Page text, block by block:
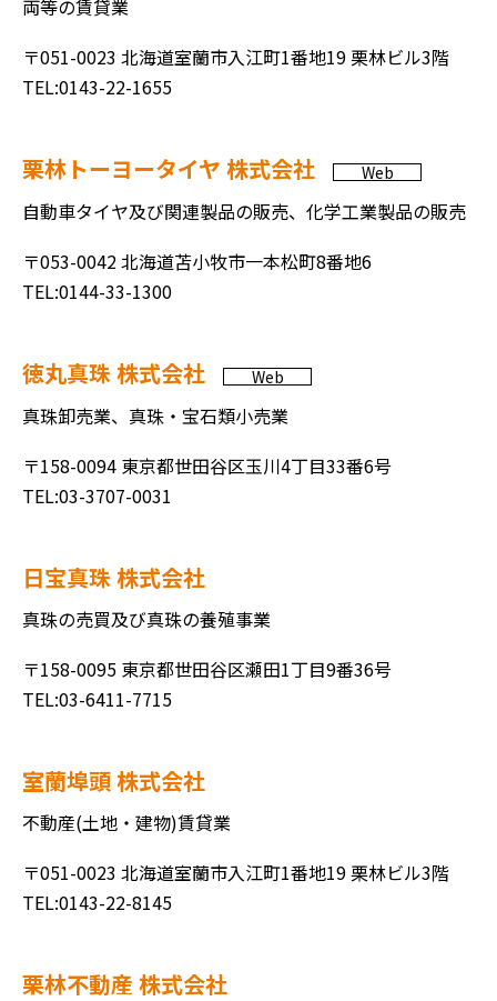
両等の賃貸業
〒051-0023 北海道室蘭市入江町1番地19 栗林ビル3階
TEL:0143-22-1655
栗林トーヨータイヤ 株式会社 Web
自動車タイヤ及び関連製品の販売、化学工業製品の販売
〒053-0042 北海道苫小牧市一本松町8番地6
TEL:0144-33-1300
徳丸真珠 株式会社 Web
真珠卸売業、真珠・宝石類小売業
〒158-0094 東京都世田谷区玉川4丁目33番6号
TEL:03-3707-0031
日宝真珠 株式会社
真珠の売買及び真珠の養殖事業
〒158-0095 東京都世田谷区瀬田1丁目9番36号
TEL:03-6411-7715
室蘭埠頭 株式会社
不動産(土地・建物)賃貸業
〒051-0023 北海道室蘭市入江町1番地19 栗林ビル3階
TEL:0143-22-8145
栗林不動産 株式会社